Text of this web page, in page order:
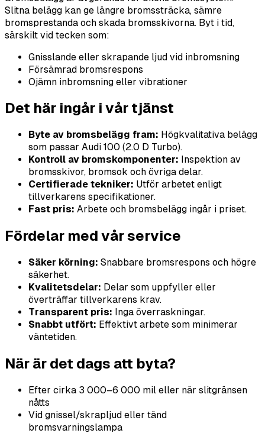
Slitna belägg kan ge längre bromssträcka, sämre
bromsprestanda och skada bromsskivorna. Byt i tid,
särskilt vid tecken som:
Gnisslande eller skrapande ljud vid inbromsning
Försämrad bromsrespons
Ojämn inbromsning eller vibrationer
Det här ingår i vår tjänst
Byte av bromsbelägg fram: Högkvalitativa belägg
som passar Audi 100 (2.0 D Turbo).
Kontroll av bromskomponenter: Inspektion av
bromsskivor, bromsok och övriga delar.
Certifierade tekniker: Utför arbetet enligt
tillverkarens specifikationer.
Fast pris: Arbete och bromsbelägg ingår i priset.
Fördelar med vår service
Säker körning: Snabbare bromsrespons och högre
säkerhet.
Kvalitetsdelar: Delar som uppfyller eller
överträffar tillverkarens krav.
Transparent pris: Inga överraskningar.
Snabbt utfört: Effektivt arbete som minimerar
väntetiden.
När är det dags att byta?
Efter cirka 3 000–6 000 mil eller när slitgränsen
nåtts
Vid gnissel/skrapljud eller tänd
bromsvarningslampa